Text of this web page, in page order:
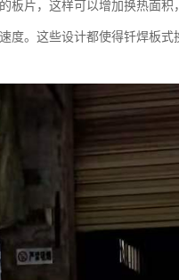
板片，这样可以增加换热面
度。这些设计都使得钎焊板